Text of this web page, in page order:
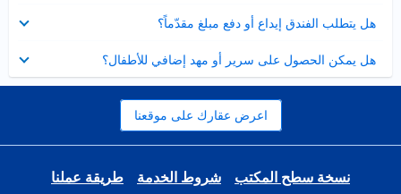
هل يتطلب الفندق إيداع أو دفع مبلغ مقدّماً؟
مصغر
هل يمكن الحصول على سرير أو مهد إضافي للأطفال؟
مصغر
اعرض عقارك على موقعنا
نسخة سطح المكتب شروط الخدمة
طريقة عملنا